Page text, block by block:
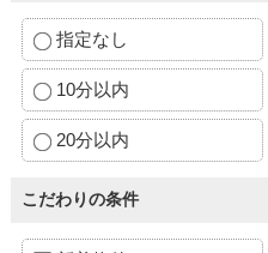
指定なし
10分以内
20分以内
こだわりの条件